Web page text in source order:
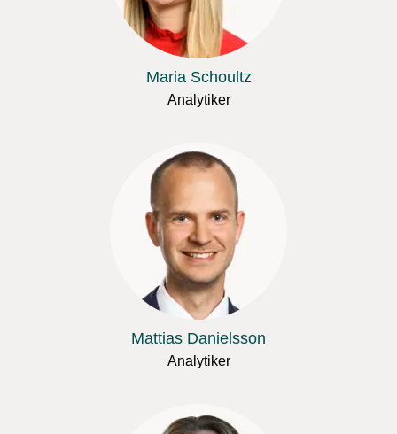
Maria Schoultz
Analytiker
Mattias Danielsson
Analytiker